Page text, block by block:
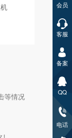
等情况
会员
客服
备案
QQ
电话